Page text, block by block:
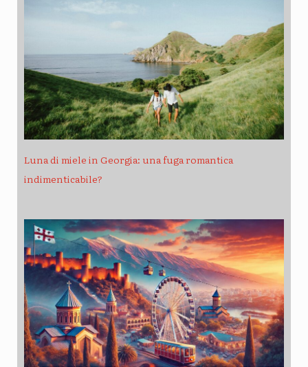
Luna di miele in Georgia: una fuga romantica
indimenticabile?